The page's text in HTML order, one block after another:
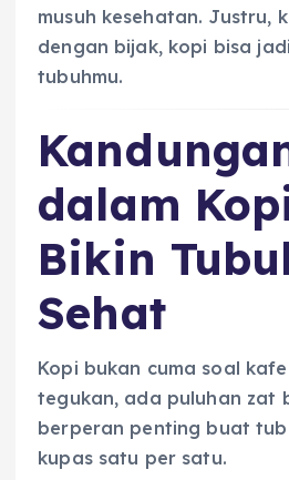
musuh kesehatan. Justru,
dengan bijak, kopi bisa
tubuhmu.
dalam
Bikin
Sehat
Kopi bukan cuma soal
tegukan, ada puluhan zat
berperan penting buat
kupas satu per satu.